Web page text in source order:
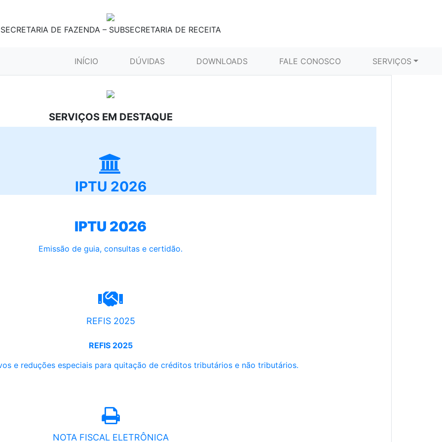
SECRETARIA DE FAZENDA – SUBSECRETARIA DE RECEITA
INÍCIO (CURRENT)DÚVIDAS DOWNLOADS FALE CONOSCO SERVIÇOS
SERVIÇOS EM DESTAQUE
IPTU 2026
IPTU 2026
Emissão de guia, consultas e certidão.
REFIS 2025
REFIS 2025
e reduções especiais para quitação de créditos tributários e não tributários.
NOTA FISCAL ELETRÔNICA